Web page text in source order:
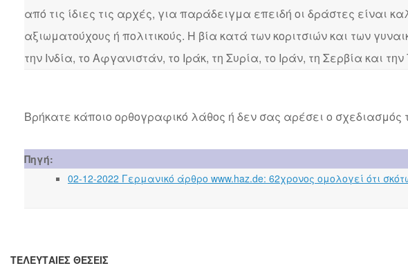
από τις ίδιες τις αρχές, για παράδειγμα επειδή οι δράστες είναι
αξιωματούχους ή πολιτικούς. Η βία κατά των κοριτσιών και των
την Ινδία, το Αφγανιστάν, το Ιράκ, τη Συρία, το Ιράν, τη Σερβία και την
Βρήκατε κάποιο ορθογραφικό λάθος ή δεν σας αρέσει ο
Πηγή:
02-12-2022 Γερμανικό άρθρο www.haz.de: 62χρονος ομολογεί ότι
ΤΕΛΕΥΤΑΊΕΣ ΘΈΣΕΙΣ